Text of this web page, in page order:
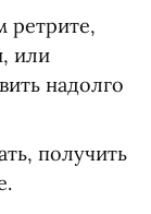
ретрите,
или
надолго
получить